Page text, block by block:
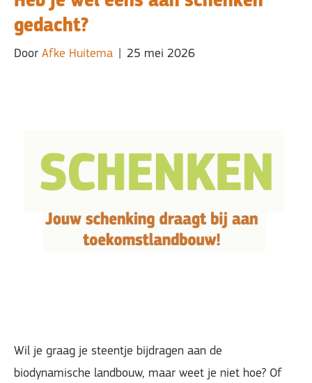
gedacht?
Door Afke Huitema 25 mei 2026
Wil je graag je steentje bijdragen aan de
biodynamische landbouw, maar weet je niet hoe? Of